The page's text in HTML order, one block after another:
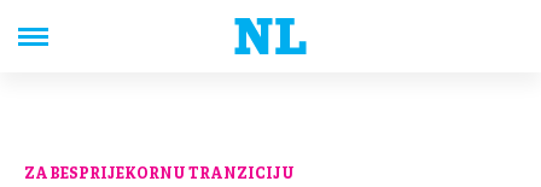
ZA BESPRIJEKORNU TRANZICIJU